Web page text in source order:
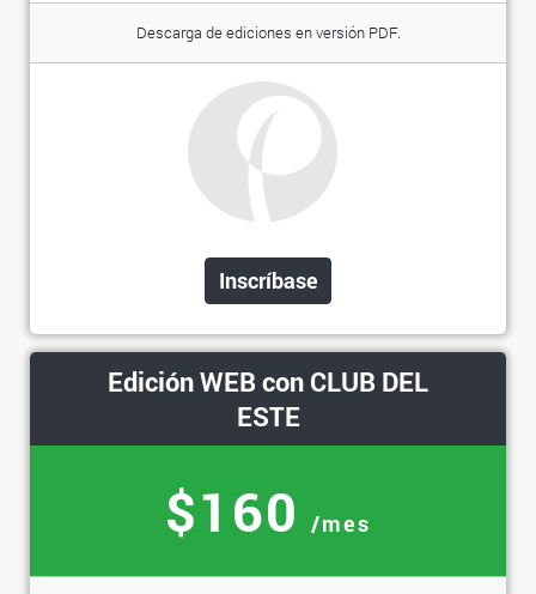
Descarga de ediciones en versión PDF.
Inscríbase
Edición WEB con CLUB DEL
ESTE
$160 /mes